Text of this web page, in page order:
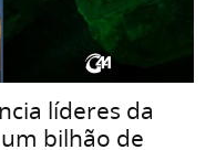
líderes da
bilhão de